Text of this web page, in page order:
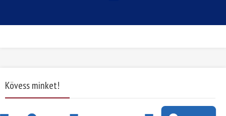
Kövess minket!